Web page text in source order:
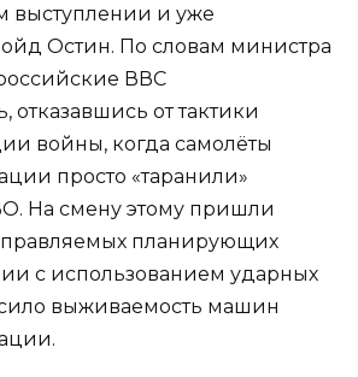
выступлении и уже
Остин. По словам министра
ВВС
отказавшись от тактики
войны, когда самолёты
просто «таранили»
На смену этому пришли
планирующих
с использованием ударных
выживаемость машин